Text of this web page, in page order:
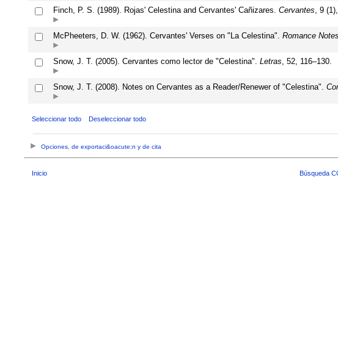
Finch, P. S. (1989). Rojas' Celestina and Cervantes' Cañizares. Cervantes , 9
McPheeters, D. W. (1962). Cervantes' Verses on "La Celestina". Romance Notes
Snow, J. T. (2005). Cervantes como lector de "Celestina". Letras , 52, 116–130.
Snow, J. T. (2008). Notes on Cervantes as a Reader/Renewer of "Celestina".
Seleccionar todo Deseleccionar todo
Opciones, de exportaci&oacute;n y de cita
Inicio Búsqueda